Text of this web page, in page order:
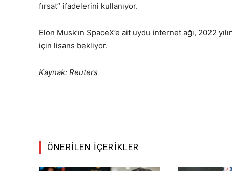
fırsat” ifadelerini kullanıyor.
Elon Musk’ın SpaceX’e ait uydu internet ağı, 2022
için lisans bekliyor.
Kaynak: Reuters
ÖNERILEN İÇERIKLER